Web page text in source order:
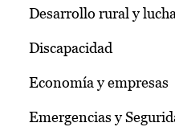
Desarrollo rural y
Discapacidad
Economía y empresas
Emergencias y